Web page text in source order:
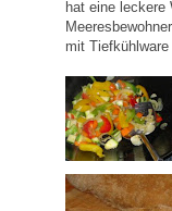
hat eine leckere
mit